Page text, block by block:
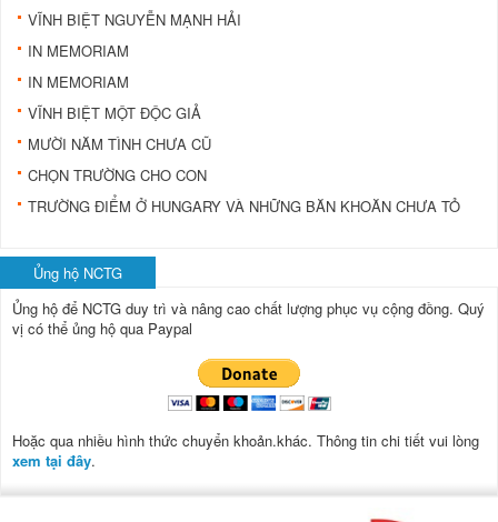
VĨNH BIỆT NGUYỄN MẠNH HẢI
IN MEMORIAM
IN MEMORIAM
VĨNH BIỆT MỘT ÐỘC GIẢ
MƯỜI NĂM TÌNH CHƯA CŨ
CHỌN TRƯỜNG CHO CON
TRƯỜNG ÐIỂM Ở HUNGARY VÀ NHỮNG BĂN KHOĂN CHƯA TỎ
Ủng hộ NCTG
Ủng hộ để NCTG duy trì và nâng cao chất lượng phục vụ cộng đồng. Quý
vị có thể ủng hộ qua Paypal
Hoặc qua nhiều hình thức chuyển khoản.khác. Thông tin chi tiết vui lòng
xem tại đây.